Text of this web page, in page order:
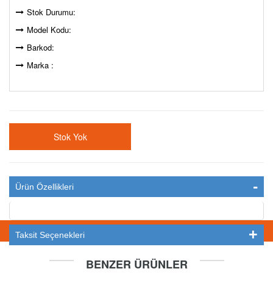
Stok Durumu:
Model Kodu:
Barkod:
Marka :
Stok Yok
Ürün Özellikleri
Taksit Seçenekleri
BENZER ÜRÜNLER